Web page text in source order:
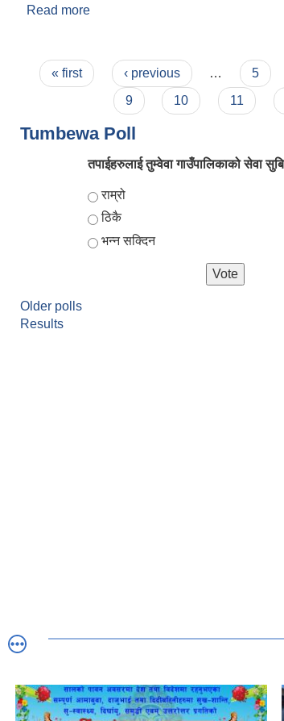
Read more
Pages
« first ‹ previous … 5
9
10 11
Tumbewa Poll
तपाईहरुलाई तुम्वेवा गाउँपालिकाको सेवा
Choices
राम्रो
ठिकै
भन्न सक्दिन
Older polls
Results